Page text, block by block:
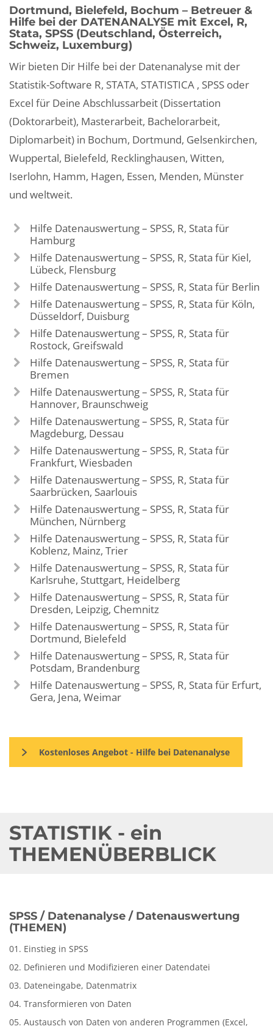
Dortmund, Bielefeld, Bochum – Betreuer &
Hilfe bei der DATENANALYSE mit Excel, R,
Stata, SPSS (Deutschland, Österreich,
Schweiz, Luxemburg)
Wir bieten Dir Hilfe bei der Datenanalyse mit der
Statistik-Software R, STATA, STATISTICA , SPSS oder
Excel für Deine Abschlussarbeit (Dissertation
(Doktorarbeit), Masterarbeit, Bachelorarbeit,
Diplomarbeit) in Bochum, Dortmund, Gelsenkirchen,
Wuppertal, Bielefeld, Recklinghausen, Witten,
Iserlohn, Hamm, Hagen, Essen, Menden, Münster
und weltweit.
Hilfe Datenauswertung – SPSS, R, Stata für
Hamburg
Hilfe Datenauswertung – SPSS, R, Stata für Kiel,
Lübeck, Flensburg
Hilfe Datenauswertung – SPSS, R, Stata für Berlin
Hilfe Datenauswertung – SPSS, R, Stata für Köln,
Düsseldorf, Duisburg
Hilfe Datenauswertung – SPSS, R, Stata für
Rostock, Greifswald
Hilfe Datenauswertung – SPSS, R, Stata für
Bremen
Hilfe Datenauswertung – SPSS, R, Stata für
Hannover, Braunschweig
Hilfe Datenauswertung – SPSS, R, Stata für
Magdeburg, Dessau
Hilfe Datenauswertung – SPSS, R, Stata für
Frankfurt, Wiesbaden
Hilfe Datenauswertung – SPSS, R, Stata für
Saarbrücken, Saarlouis
Hilfe Datenauswertung – SPSS, R, Stata für
München, Nürnberg
Hilfe Datenauswertung – SPSS, R, Stata für
Koblenz, Mainz, Trier
Hilfe Datenauswertung – SPSS, R, Stata für
Karlsruhe, Stuttgart, Heidelberg
Hilfe Datenauswertung – SPSS, R, Stata für
Dresden, Leipzig, Chemnitz
Hilfe Datenauswertung – SPSS, R, Stata für
Dortmund, Bielefeld
Hilfe Datenauswertung – SPSS, R, Stata für
Potsdam, Brandenburg
Hilfe Datenauswertung – SPSS, R, Stata für Erfurt,
Gera, Jena, Weimar
Kostenloses Angebot - Hilfe bei Datenanalyse
STATISTIK - ein
THEMENÜBERBLICK
SPSS / Datenanalyse / Datenauswertung
(THEMEN)
01. Einstieg in SPSS
02. Definieren und Modifizieren einer Datendatei
03. Dateneingabe, Datenmatrix
04. Transformieren von Daten
05. Austausch von Daten von anderen Programmen (Excel,